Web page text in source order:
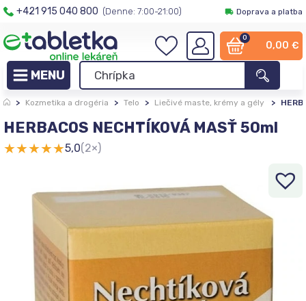
+421 915 040 800 (Denne: 7:00-21:00) Doprava a platba
0
0,00 €
> Kozmetika a drogéria > Telo > Liečivé maste, krémy a gély >
HERBACOS NECHTÍKOVÁ MASŤ 50ml
★★★★★5,0(2×)